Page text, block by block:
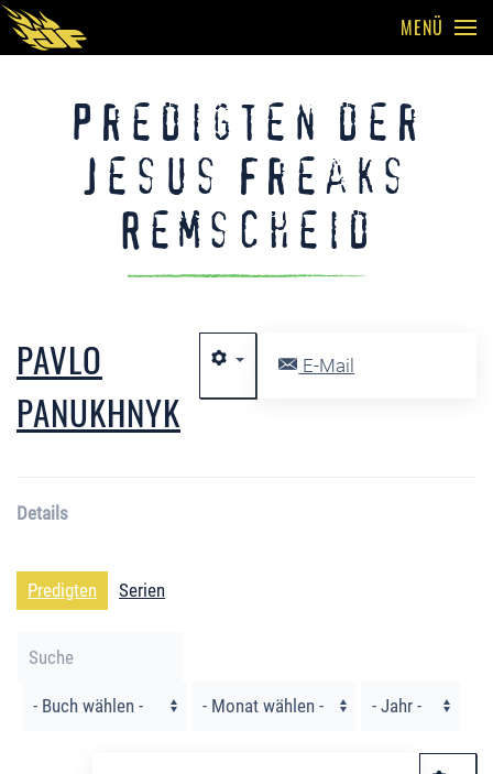
MENÜ
Predigten der
Jesus Freaks
Remscheid
E-Mail
PAVLO
PANUKHNYK
Details
Predigten Serien
Filter